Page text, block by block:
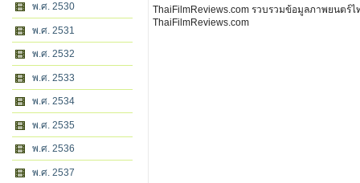
พ.ศ. 2530
พ.ศ. 2531
พ.ศ. 2532
พ.ศ. 2533
พ.ศ. 2534
พ.ศ. 2535
พ.ศ. 2536
พ.ศ. 2537
ThaiFilmReviews.com รวบรวมข้อมูลภาพยนตร์
ThaiFilmReviews.com